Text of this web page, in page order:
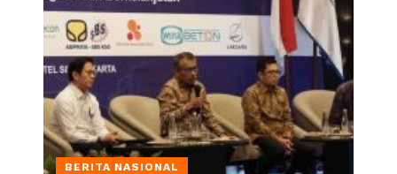
BERITA NASIONAL